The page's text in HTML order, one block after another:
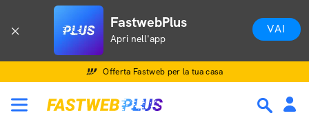
FastwebPlus
Apri nell'app
VAI
Offerta Fastweb per la tua casa